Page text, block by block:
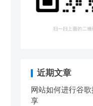
近期文章
网站如何进行谷
享